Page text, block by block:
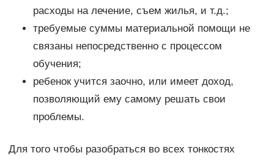
расходы на лечение, съем жилья, и т.д.;
требуемые суммы материальной помощи не
связаны непосредственно с процессом
обучения;
ребенок учится заочно, или имеет доход,
позволяющий ему самому решать свои
проблемы.
Для того чтобы разобраться во всех тонкостях